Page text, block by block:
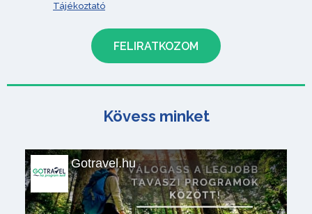
Tájékoztató
Kövess minket
Gotravel.hu